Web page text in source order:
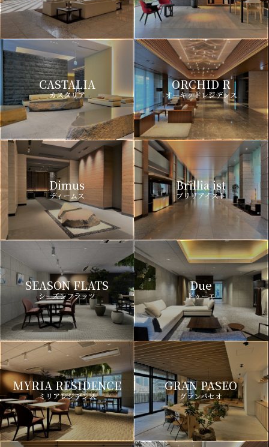
CASTALIA
カスタリア
ORCHID R
オーキッドレジデンス
Dimus
ディームス
Brillia ist
ブリリアイスト
SEASON FLATS
シーズンフラッツ
Due
ドゥーエ
MYRIA RESIDENCE
ミリアレジデンス
GRAN PASEO
グランパセオ